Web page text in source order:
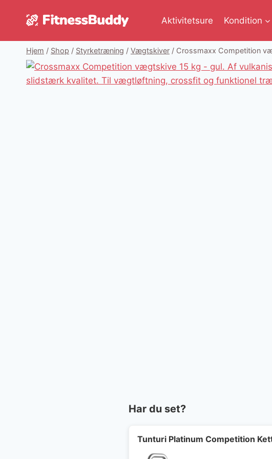
Aktivitetsure Kondition
Hjem / Shop / Styrketræning / Vægtskiver / Crossmaxx Competition
Har du set?
Tunturi Platinum Competition